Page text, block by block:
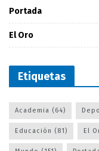
Portada
El Oro
Etiquetas
Academia (64)
Educación (81) El